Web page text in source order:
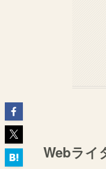
Webライ